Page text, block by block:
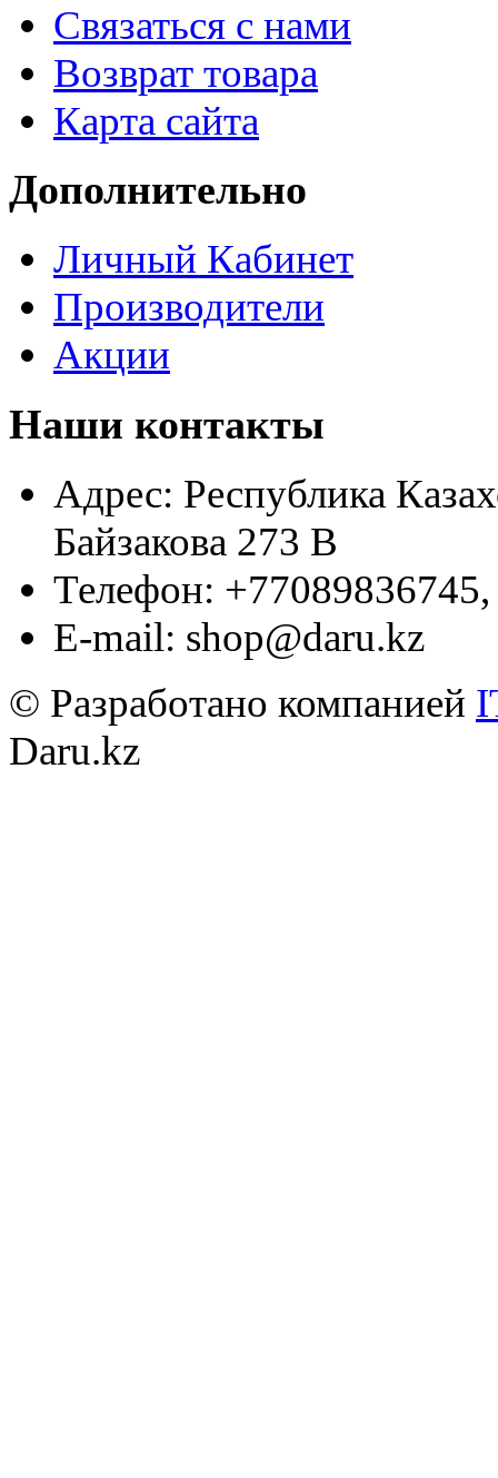
Связаться с нами
Возврат товара
Карта сайта
Дополнительно
Личный Кабинет
Производители
Акции
Наши контакты
Адрес: Республика
Байзакова 273 B
Телефон:
E-mail: shop@daru.kz
© Разработано компанией
Daru.kz